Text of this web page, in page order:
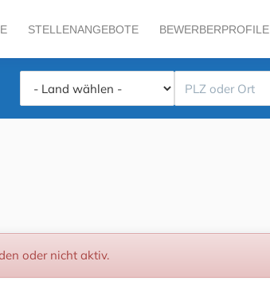
STELLENANGEBOTE BEWERBERPROFILE
oder nicht aktiv.